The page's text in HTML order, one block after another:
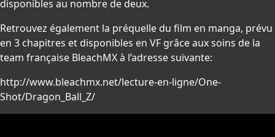
disponibles au nombre de deux.
Retrouvez également la préquelle du film en manga, prévu
en 3 chapitres et disponibles en VF grâce aux soins de la
team française BleachMX à l’adresse suivante:
http://www.bleachmx.net/lecture-en-ligne/One-
Shot/Dragon_Ball_Z/